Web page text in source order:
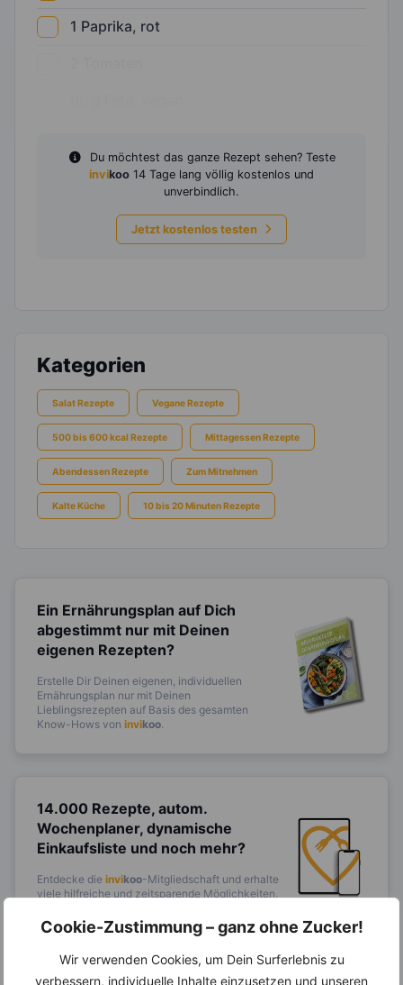
Cookie-Zustimmung – ganz ohne Zucker!
Wir verwenden Cookies, um Dein Surferlebnis zu
verbessern, individuelle Inhalte einzusetzen und unseren
1 Paprika, rot
Du möchtest das ganze Rezept sehen? Teste
invikoo 14 Tage lang völlig kostenlos und
unverbindlich.
Jetzt kostenlos testen
Kategorien
Salat Rezepte Vegane Rezepte
500 bis 600 kcal Rezepte Mittagessen Rezepte
Abendessen Rezepte Zum Mitnehmen
Kalte Küche 10 bis 20 Minuten Rezepte
Ein Ernährungsplan auf Dich
abgestimmt nur mit Deinen
eigenen Rezepten?
Erstelle Dir Deinen eigenen, individuellen
Ernährungsplan nur mit Deinen
Lieblingsrezepten auf Basis des gesamten
Know-Hows von invikoo
14.000 Rezepte, autom.
Wochenplaner, dynamische
Einkaufsliste und noch mehr?
Entdecke die invikoo-Mitgliedschaft und erhalte
viele hilfreiche und zeitsparende Möglichkeiten,